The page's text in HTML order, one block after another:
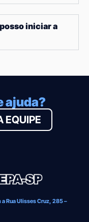
iniciar a
ajuda?
EQUIPE
Rua Ulisses Cruz, 285 –